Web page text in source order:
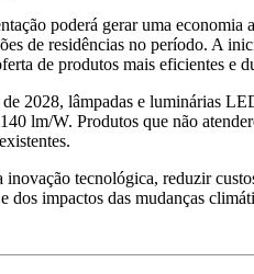
poderá gerar uma
de residências no período. A
de produtos mais eficientes e
2028, lâmpadas e luminárias
lm/W. Produtos que não
tecnológica, reduzir
dos impactos das mudanças